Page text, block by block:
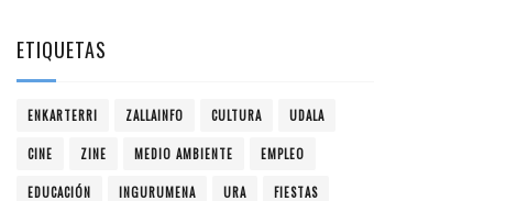
ETIQUETAS
ENKARTERRI ZALLAINFO CULTURA UDALA
CINE ZINE MEDIO AMBIENTE EMPLEO
EDUCACIÓN INGURUMENA URA FIESTAS